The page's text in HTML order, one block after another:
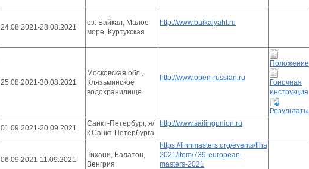
24.08.2021-28.08.2021
оз. Байкал, Малое
море, Куртукская
http://www.baikalyaht.ru
25.08.2021-30.08.2021
Московская обл.,
Клязьминское
водохранилище
http://www.open-russian.ru
Положение
Гоночная
инструкция
Результаты
01.09.2021-20.09.2021
Санкт-Петербург, я/
к Санкт-Петербурга
http://www.sailingunion.ru
06.09.2021-11.09.2021
Тихани, Балатон,
Венгрия
https://finnmasters.org/events/tihany-
2021/item/739-european-
masters-2021